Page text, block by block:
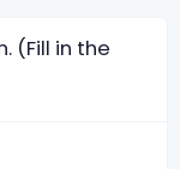
(Fill in the